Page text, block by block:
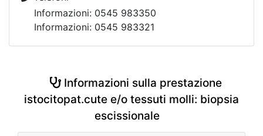
Informazioni: 0545 983350
Informazioni: 0545 983321
Informazioni sulla prestazione
istocitopat.cute e/o tessuti molli: biopsia
escissionale